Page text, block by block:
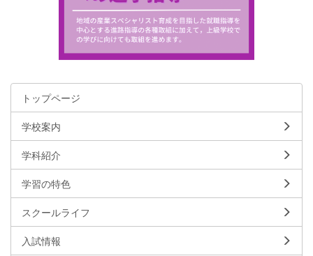
トップページ
学校案内
学科紹介
学習の特色
スクールライフ
入試情報